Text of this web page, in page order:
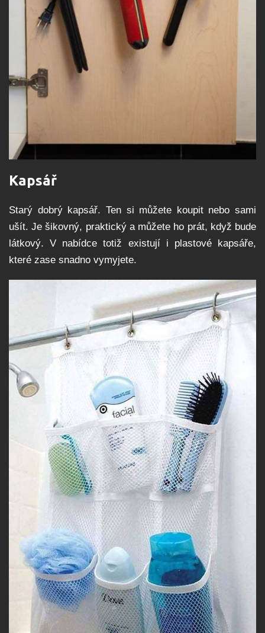
Kapsář
Starý dobrý kapsář. Ten si můžete koupit nebo sami
ušít. Je šikovný, praktický a můžete ho prát, když bude
látkový. V nabídce totiž existují i plastové kapsáře,
které zase snadno vymyjete.